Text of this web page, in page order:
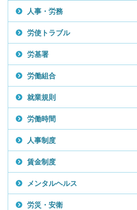
人事・労務
労使トラブル
労基署
労働組合
就業規則
労働時間
人事制度
賃金制度
メンタルヘルス
労災・安衛